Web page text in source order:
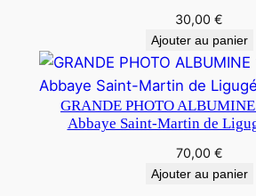
30,00 €
Ajouter au panier
GRANDE PHOTO
Abbaye Saint-Martin de
70,00 €
Ajouter au panier